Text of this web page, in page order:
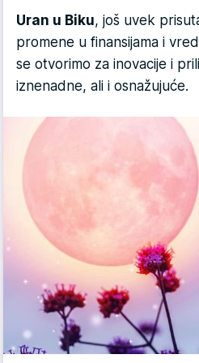
Uran u Biku, još uvek
promene u finansijama i
se otvorimo za inovacije i
iznenadne, ali i osnažujuće.